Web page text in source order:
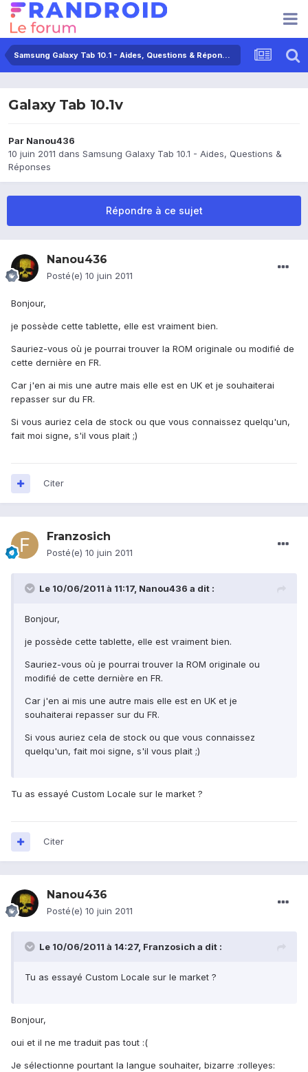
Samsung Galaxy Tab 10.1 - Aides, Questions & Réponses
Galaxy Tab 10.1v
Par Nanou436
10 juin 2011 dans Samsung Galaxy Tab 10.1 - Aides, Questions &
Réponses
Répondre à ce sujet
Nanou436
Posté(e) 10 juin 2011
Bonjour,
je possède cette tablette, elle est vraiment bien.
Sauriez-vous où je pourrai trouver la ROM originale ou modifié de
cette dernière en FR.
Car j'en ai mis une autre mais elle est en UK et je souhaiterai
repasser sur du FR.
Si vous auriez cela de stock ou que vous connaissez quelqu'un,
fait moi signe, s'il vous plait ;)
Citer
Franzosich
Posté(e) 10 juin 2011
Le 10/06/2011 à 11:17, Nanou436 a dit :
Bonjour,
je possède cette tablette, elle est vraiment bien.
Sauriez-vous où je pourrai trouver la ROM originale ou
modifié de cette dernière en FR.
Car j'en ai mis une autre mais elle est en UK et je
souhaiterai repasser sur du FR.
Si vous auriez cela de stock ou que vous connaissez
quelqu'un, fait moi signe, s'il vous plait ;)
Tu as essayé Custom Locale sur le market ?
Citer
Nanou436
Posté(e) 10 juin 2011
Le 10/06/2011 à 14:27, Franzosich a dit :
Tu as essayé Custom Locale sur le market ?
Bonjour,
oui et il ne me traduit pas tout :(
Je sélectionne pourtant la langue souhaiter, bizarre :rolleyes: